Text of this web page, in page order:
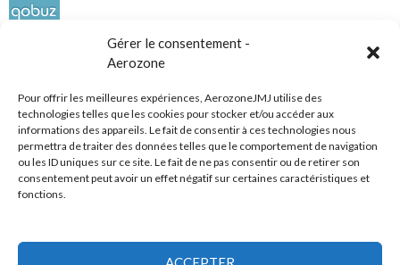
Gérer le consentement -
Aerozone
Pour offrir les meilleures expériences, AerozoneJMJ utilise des
technologies telles que les cookies pour stocker et/ou accéder aux
informations des appareils. Le fait de consentir à ces technologies nous
permettra de traiter des données telles que le comportement de navigation
ou les ID uniques sur ce site. Le fait de ne pas consentir ou de retirer son
consentement peut avoir un effet négatif sur certaines caractéristiques et
fonctions.
Réseaux sociaux